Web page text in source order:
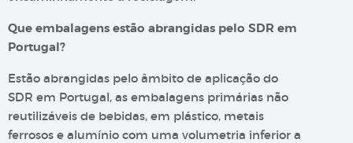
Que embalagens estão abrangidas pelo SDR em
Portugal?
Estão abrangidas pelo âmbito de aplicação do
SDR em Portugal, as embalagens primárias não
reutilizáveis de bebidas, em plástico, metais
ferrosos e alumínio com uma volumetria inferior a